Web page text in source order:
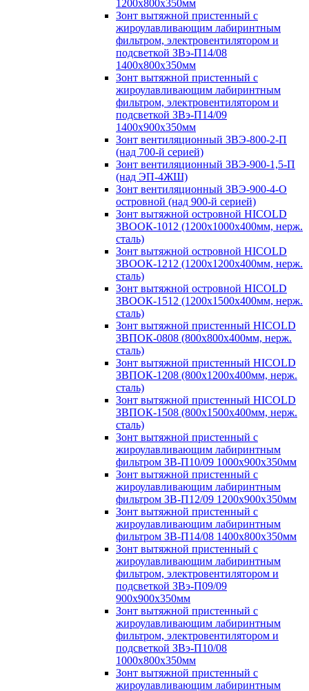
1200х800х350мм
Зонт вытяжной пристенный с
жироулавливающим лабиринтным
фильтром, электровентилятором и
подсветкой ЗВэ-П14/08
1400х800х350мм
Зонт вытяжной пристенный с
жироулавливающим лабиринтным
фильтром, электровентилятором и
подсветкой ЗВэ-П14/09
1400х900х350мм
Зонт вентиляционный ЗВЭ-800-2-П
(над 700-й серией)
Зонт вентиляционный ЗВЭ-900-1,5-П
(над ЭП-4ЖШ)
Зонт вентиляционный ЗВЭ-900-4-О
островной (над 900-й серией)
Зонт вытяжной островной HICOLD
ЗВООК-1012 (1200х1000х400мм, нерж.
сталь)
Зонт вытяжной островной HICOLD
ЗВООК-1212 (1200x1200x400мм, нерж.
сталь)
Зонт вытяжной островной HICOLD
ЗВООК-1512 (1200х1500х400мм, нерж.
сталь)
Зонт вытяжной пристенный HICOLD
ЗВПОК-0808 (800х800х400мм, нерж.
сталь)
Зонт вытяжной пристенный HICOLD
ЗВПОК-1208 (800х1200х400мм, нерж.
сталь)
Зонт вытяжной пристенный HICOLD
ЗВПОК-1508 (800х1500х400мм, нерж.
сталь)
Зонт вытяжной пристенный с
жироулавливающим лабиринтным
фильтром ЗВ-П10/09 1000х900х350мм
Зонт вытяжной пристенный с
жироулавливающим лабиринтным
фильтром ЗВ-П12/09 1200х900х350мм
Зонт вытяжной пристенный с
жироулавливающим лабиринтным
фильтром ЗВ-П14/08 1400х800х350мм
Зонт вытяжной пристенный с
жироулавливающим лабиринтным
фильтром, электровентилятором и
подсветкой ЗВэ-П09/09
900х900х350мм
Зонт вытяжной пристенный с
жироулавливающим лабиринтным
фильтром, электровентилятором и
подсветкой ЗВэ-П10/08
1000х800х350мм
Зонт вытяжной пристенный с
жироулавливающим лабиринтным